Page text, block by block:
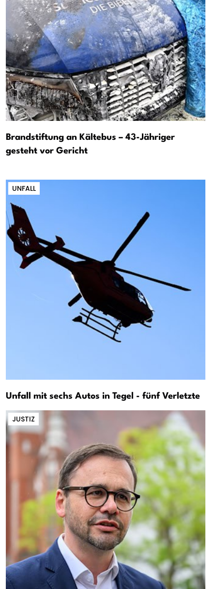
Brandstiftung an Kältebus – 43-Jähriger
gesteht vor Gericht
UNFALL
Unfall mit sechs Autos in Tegel - fünf Verletzte
JUSTIZ